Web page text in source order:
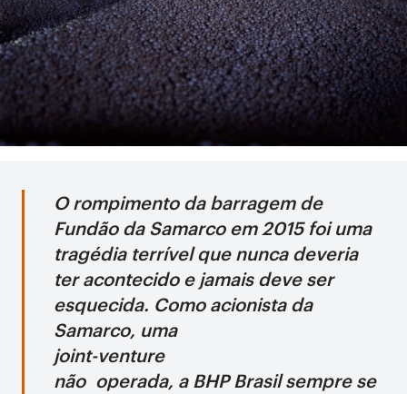
O rompimento da barragem de
Fundão da Samarco em 2015 foi uma
tragédia terrível que nunca deveria
ter acontecido e jamais deve ser
esquecida. Como acionista da
Samarco, uma
joint-venture
não operada, a BHP Brasil sempre se